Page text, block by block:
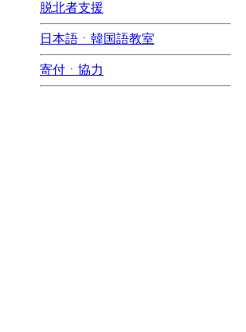
脱北者支援
日本語ㆍ韓国語教室
寄付ㆍ協力